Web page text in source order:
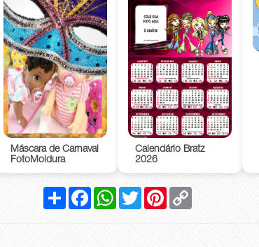
Máscara de Carnaval
FotoMoldura
Calendário Bratz
2026
Compartilhar
FacebookWhatsApp
Twitter Pinterest